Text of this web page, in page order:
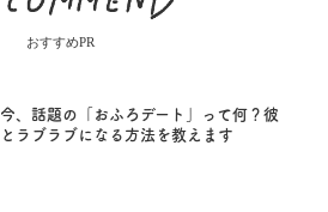
おすすめPR
今、話題の「おふろデート」って何？彼
とラブラブになる方法を教えます